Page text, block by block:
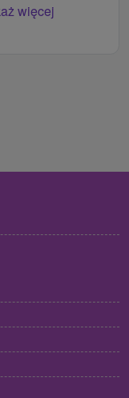
więcej